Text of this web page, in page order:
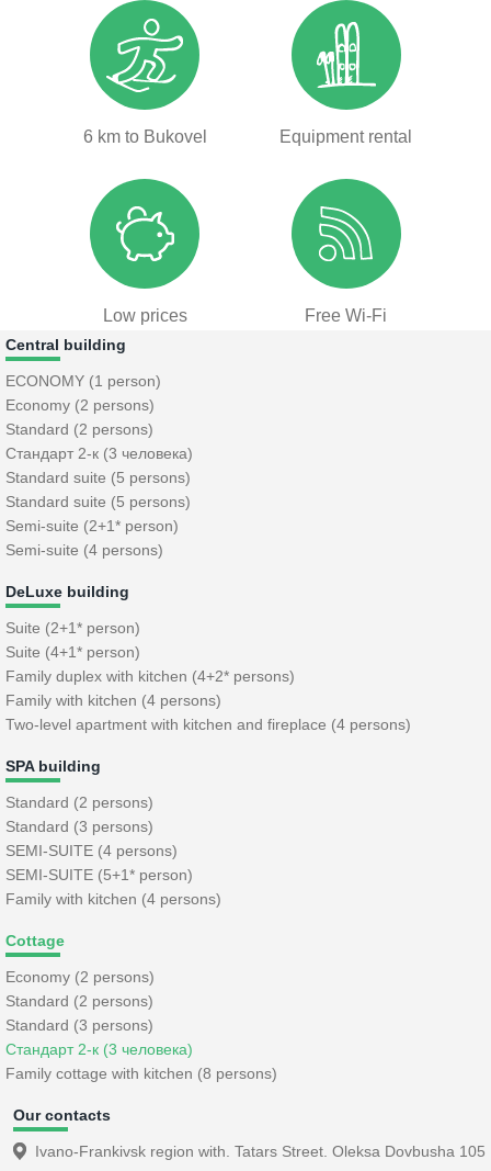
6 km to Bukovel Equipment rental
Low prices Free Wi-Fi
Central building
ECONOMY (1 person)
Economy (2 persons)
Standard (2 persons)
Стандарт 2-к (3 человека)
Standard suite (5 persons)
Standard suite (5 persons)
Semi-suite (2+1* person)
Semi-suite (4 persons)
DeLuxe building
Suite (2+1* person)
Suite (4+1* person)
Family duplex with kitchen (4+2* persons)
Family with kitchen (4 persons)
Two-level apartment with kitchen and fireplace (4 persons)
SPA building
Standard (2 persons)
Standard (3 persons)
SEMI-SUITE (4 persons)
SEMI-SUITE (5+1* person)
Family with kitchen (4 persons)
Cottage
Economy (2 persons)
Standard (2 persons)
Standard (3 persons)
Стандарт 2-к (3 человека)
Family cottage with kitchen (8 persons)
Our contacts
Ivano-Frankivsk region with. Tatars Street. Oleksa Dovbusha 105